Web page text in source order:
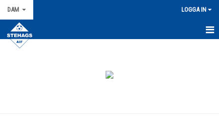
DAM LOGGA IN
HEM